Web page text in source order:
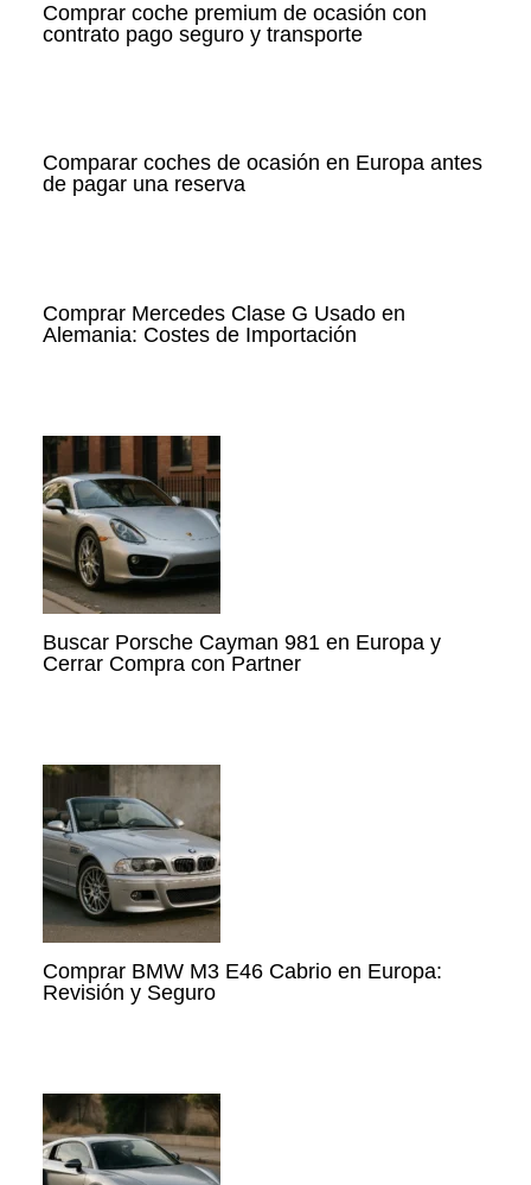
Comprar coche premium de ocasión con
contrato pago seguro y transporte
Comparar coches de ocasión en Europa antes
de pagar una reserva
Comprar Mercedes Clase G Usado en
Alemania: Costes de Importación
Buscar Porsche Cayman 981 en Europa y
Cerrar Compra con Partner
Comprar BMW M3 E46 Cabrio en Europa:
Revisión y Seguro